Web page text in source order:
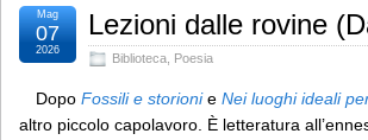
Lezioni dalle rovine
Biblioteca Poesia
Mag
07
2026
Dopo Fossili e storionie Nei luoghi ideali
altro piccolo capolavoro. È letteratura